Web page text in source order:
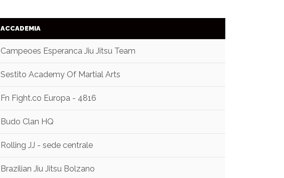
ACCADEMIA
Campeoes Esperanca Jiu Jitsu Team
Sestito Academy Of Martial Arts
Fn Fight.co Europa - 4816
Budo Clan HQ
Rolling JJ - sede centrale
Brazilian Jiu Jitsu Bolzano